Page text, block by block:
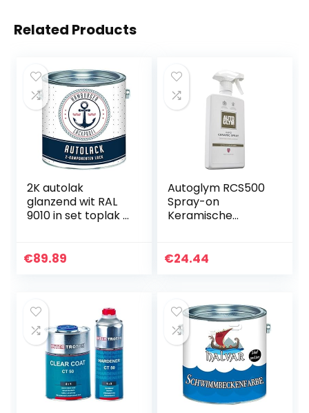
Related Products
2K autolak
glanzend wit RAL
9010 in set toplak –
kras- en slagvast
€89.89
Autoglym RCS500
Spray-on
Keramische
ml
€24.44